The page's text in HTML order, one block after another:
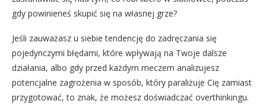
gdy powinieneś skupić się na własnej grze?
Jeśli zauważasz u siebie tendencję do zadręczania się
pojedynczymi błędami, które wpływają na Twoje dalsze
działania, albo gdy przed każdym meczem analizujesz
potencjalne zagrożenia w sposób, który paraliżuje Cię zamiast
przygotować, to znak, że możesz doświadczać overthinkingu.